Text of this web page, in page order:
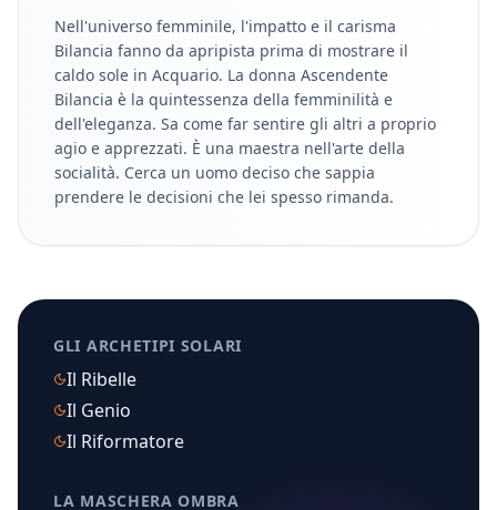
Nell'universo femminile, l'impatto e il carisma
Bilancia fanno da apripista prima di mostrare il
caldo sole in Acquario. La donna Ascendente
Bilancia è la quintessenza della femminilità e
dell'eleganza. Sa come far sentire gli altri a proprio
agio e apprezzati. È una maestra nell'arte della
socialità. Cerca un uomo deciso che sappia
prendere le decisioni che lei spesso rimanda.
GLI ARCHETIPI SOLARI
Il Ribelle
Il Genio
Il Riformatore
LA MASCHERA OMBRA